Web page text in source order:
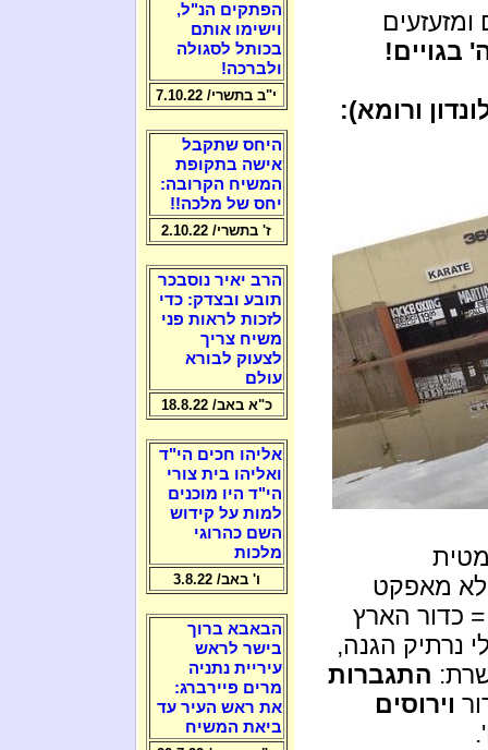
בגויים!
ורומא):
מאפקט
כדור הארץ
נרתיק הגנה,
התגברות
וירוסים
הפתקים הנ"ל,
וישימו אותם
בכותל לסגולה
ולברכה!
י"ב בתשרי/ 7.10.22
היחס שתקבל
אישה בתקופת
המשיח הקרובה:
יחס של מלכה!!
ז' בתשרי/ 2.10.22
הרב יאיר נוסבכר
תובע ובצדק: כדי
לזכות לראות פני
משיח צריך
לצעוק לבורא
עולם
כ"א באב/ 18.8.22
אליהו חכים הי"ד
ואליהו בית צורי
הי"ד היו מוכנים
למות על קידוש
השם כהרוגי
מלכות
ו' באב/ 3.8.22
הבאבא ברוך
בישר לראש
עיריית נתניה
מרים פיירברג:
את ראש העיר עד
ביאת המשיח